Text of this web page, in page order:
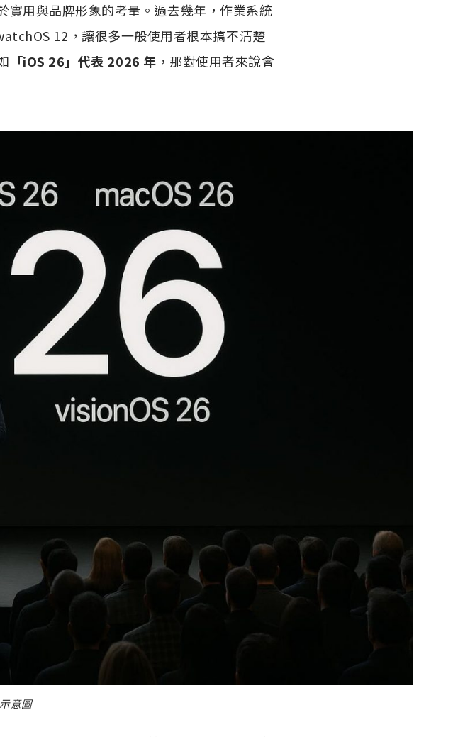
用與品牌形象的考量。過去幾年，作業系統
12，讓很多一般使用者根本搞不清楚
「iOS 26」代表 2026 年 ，那對使用者來說會
意圖